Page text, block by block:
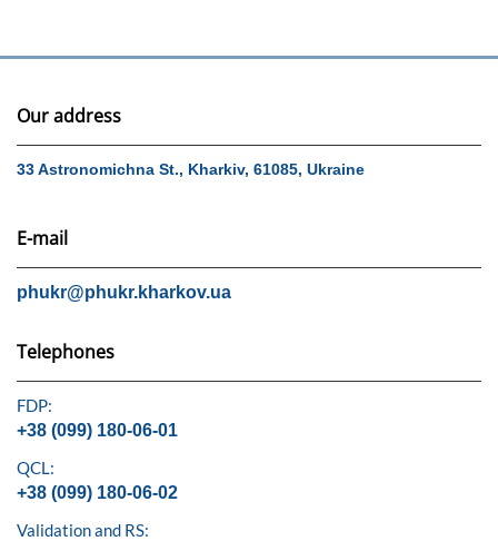
Our address
33 Astronomichna St., Kharkiv, 61085, Ukraine
E-mail
phukr@phukr.kharkov.ua
Telephones
FDP:
+38 (099) 180-06-01
QCL:
+38 (099) 180-06-02
Validation and RS: